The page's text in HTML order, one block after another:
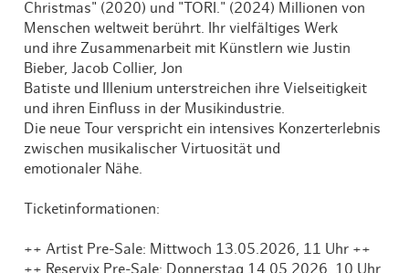
Christmas" (2020) und "TORI." (2024) Millionen von
Menschen weltweit berührt. Ihr vielfältiges Werk
und ihre Zusammenarbeit mit Künstlern wie Justin
Bieber, Jacob Collier, Jon
Batiste und Illenium unterstreichen ihre Vielseitigkeit
und ihren Einfluss in der Musikindustrie.
Die neue Tour verspricht ein intensives Konzerterlebnis
zwischen musikalischer Virtuosität und
emotionaler Nähe.
Ticketinformationen:
++ Artist Pre-Sale: Mittwoch 13.05.2026, 11 Uhr ++
++ Reservix Pre-Sale: Donnerstag 14.05.2026, 10 Uhr